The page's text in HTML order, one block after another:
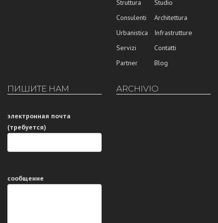
Struttura
Studio
Consulenti
Architettura
Urbanistica
Infrastrutture
Servizi
Contatti
Partner
Blog
ПИШИТЕ НАМ
электронная почта
(требуется)
сообщение
ARCHIVIO